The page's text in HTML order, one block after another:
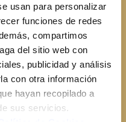
usan para personalizar
funciones de redes
compartimos
del sitio web con
publicidad y análisis
con otra información
hayan recopilado a
sus servicios.
cultivadas en Binaced
en el cultivo son una
un fruto de tamaño
sabor y frescura